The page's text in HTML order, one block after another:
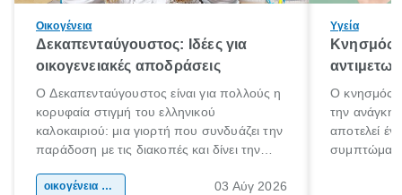
Οικογένεια
Δεκαπενταύγουστος: Ιδέες για
οικογενειακές αποδράσεις
Ο Δεκαπενταύγουστος είναι για πολλούς η
κορυφαία στιγμή του ελληνικού
καλοκαιριού: μια γιορτή που συνδυάζει την
παράδοση με τις διακοπές και δίνει την
χώρας. Είτε πρόκειται για λίγες μέρες
οικογένεια & παιδί 03 Αύγ 2026
Υγεία
Κνησμός:
Ο κνησμός
την ανάγκη
αποτελεί